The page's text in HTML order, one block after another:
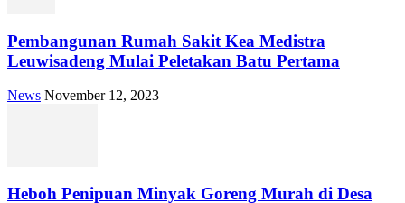
Pembangunan Rumah Sakit Kea Medistra
Leuwisadeng Mulai Peletakan Batu Pertama
News November 12, 2023
Heboh Penipuan Minyak Goreng Murah di Desa